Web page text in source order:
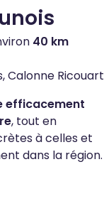
40 km
Calonne Ricouart
efficacement
, tout en
à celles et
dans la région.